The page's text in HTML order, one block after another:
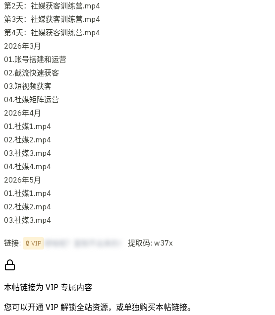
第2天：社媒获客训练营.mp4
第3天：社媒获客训练营.mp4
第4天：社媒获客训练营.mp4
2026年3月
01.账号搭建和运营
02.截流快速获客
03.短视频获客
04.社媒矩阵运营
2026年4月
01.社媒1.mp4
02.社媒2.mp4
03.社媒3.mp4
04.社媒4.mp4
2026年5月
01.社媒1.mp4
02.社媒2.mp4
03.社媒3.mp4
链接: 🔒 VIP 提取码: w37x
本帖链接为 VIP 专属内容
您可以开通 VIP 解锁全站资源，或单独购买本帖链接。